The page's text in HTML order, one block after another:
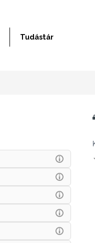
Tudástár